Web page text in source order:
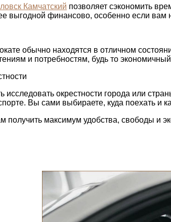
Камчатский позволяет сэкономить
выгодной финансово, особенно если
обычно находятся в отличном
и потребностям, будь то
исследовать окрестности города или
Вы сами выбираете, куда поехать и
получить максимум удобства, свободы